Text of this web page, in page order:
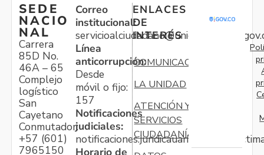
SEDE
NACIO
NAL
Carrera
85D No.
46A – 65
Complejo
logístico
San
Cayetano
Conmutador:
+57 (601)
7965150
Correo
institucional:
Línea
anticorrupción:
Desde
móvil o fijo:
157
Notificaciones
judiciales:
ENLACES
DE
INTERÉS
COMUNICACIONES
LA UNIDAD
ATENCIÓN Y
SERVICIOS
CIUDADANÍA